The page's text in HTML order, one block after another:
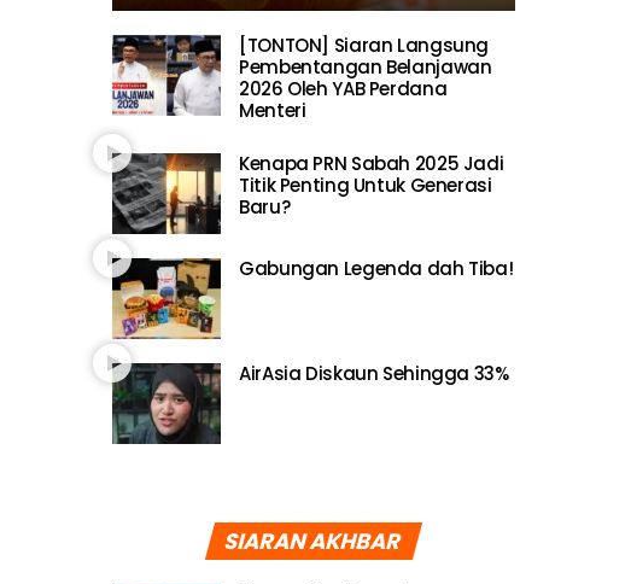
[TONTON] Siaran Langsung
Pembentangan Belanjawan
2026 Oleh YAB Perdana
Menteri
Kenapa PRN Sabah 2025 Jadi
Titik Penting Untuk Generasi
Baru?
Gabungan Legenda dah Tiba!
AirAsia Diskaun Sehingga 33%
SIARAN AKHBAR